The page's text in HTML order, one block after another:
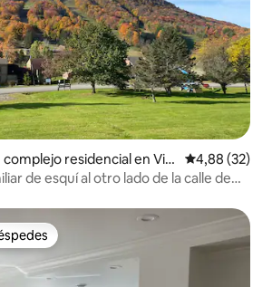
residencial en Vir
Calificación
4,88 (32)
de esquí al otro lado de la calle de